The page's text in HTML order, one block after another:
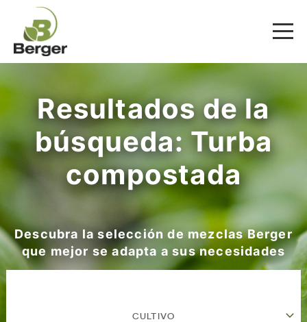
Resultados de la
búsqueda: Turba
compostada
Descubra la selección de mezclas Berger
que mejor se adapta a sus necesidades
CULTIVO